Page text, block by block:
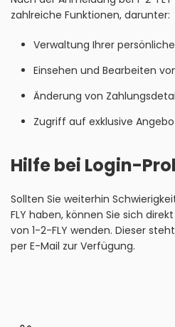
zahlreiche Funktionen, darunter:
Verwaltung Ihrer
Einsehen und Bearbeiten
Änderung von
Zugriff auf exklusive
Hilfe bei Login-
Sollten Sie weiterhin
FLY haben, können Sie sich
von 1-2-FLY wenden. Dieser
per E-Mail zur Verfügung.